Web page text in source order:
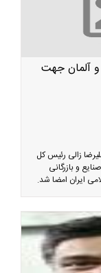
و آلمان جهت
زالی رئیس کل
و بازرگانی
ایران امضا شد.